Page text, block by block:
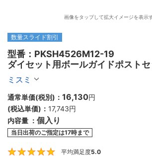
画像をタップして拡大イメージを表示
数量スライド割引
型番：PKSH4526M12-19
ダイセット用ボールガイドポスト
ト-
ミスミ
通常単価(税別)： 16,130円
(税込単価)： 17,743円
内容量 ： 個入り
当日出荷のご指定は17時まで
平均満足度5.0